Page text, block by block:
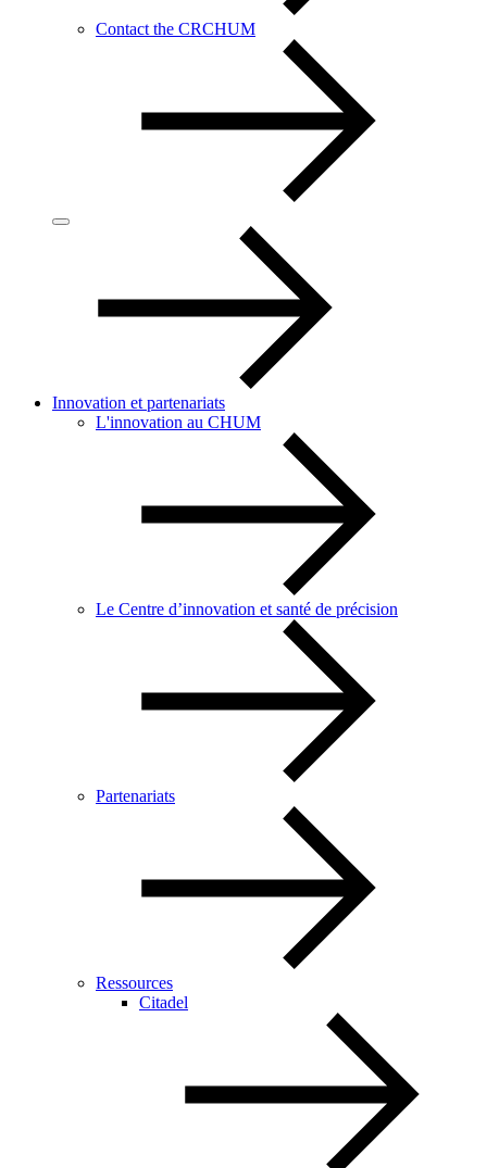
Contact the CRCHUM
Innovation et partenariats
L'innovation au CHUM
Le Centre d’innovation et santé de précision
Partenariats
Ressources
Citadel